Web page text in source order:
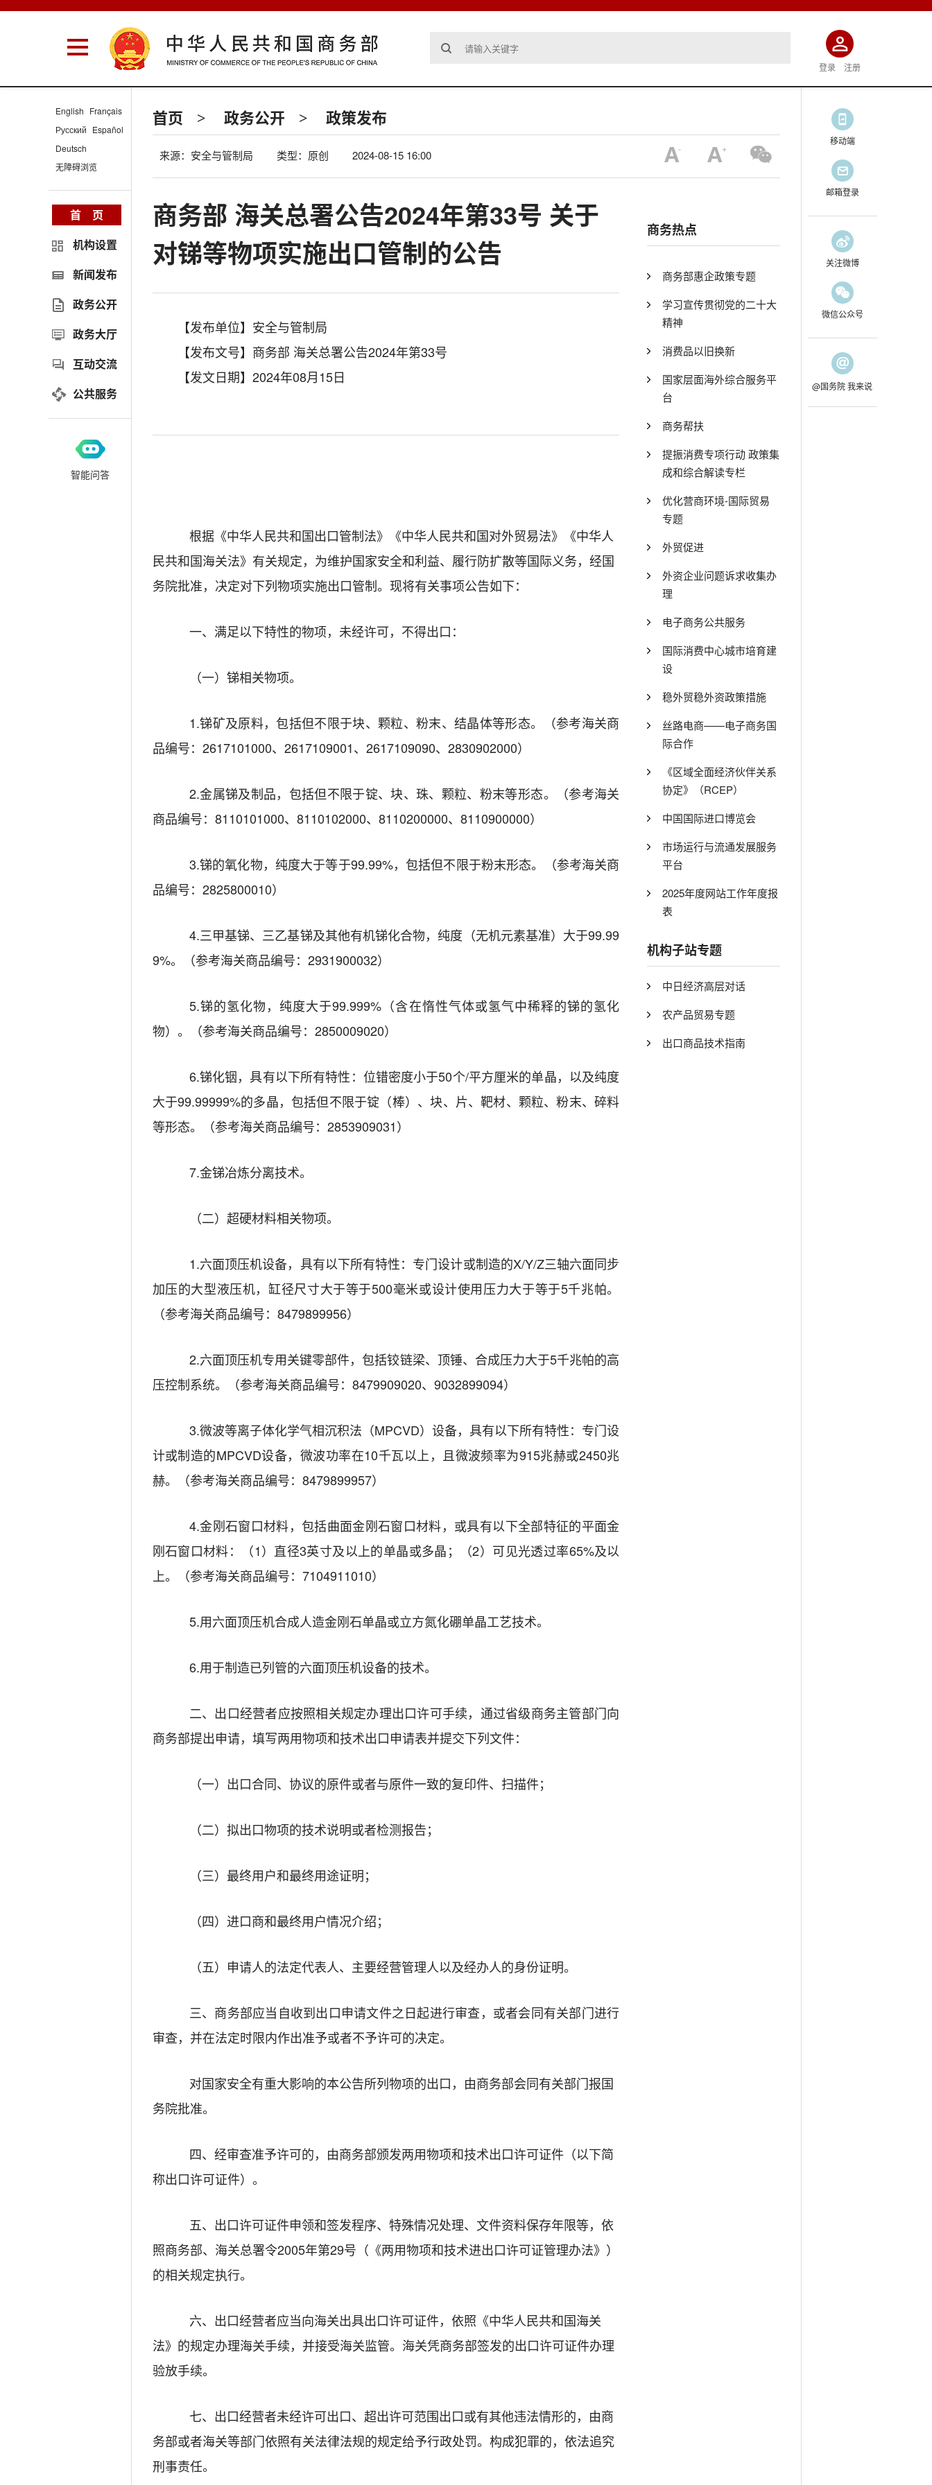
登录 注册
首页 > 政务公开 > 政策发布
来源：安全与管制局 类型：原创 2024-08-15 16:00
商务部 海关总署公告2024年第33号 关于
对锑等物项实施出口管制的公告
【发布单位】安全与管制局
【发布文号】商务部 海关总署公告2024年第33号
【发文日期】2024年08月15日
根据《中华人民共和国出口管制法》《中华人民共和国对外贸易法》《中华人
民共和国海关法》有关规定，为维护国家安全和利益、履行防扩散等国际义务，经国
务院批准，决定对下列物项实施出口管制。现将有关事项公告如下：
一、满足以下特性的物项，未经许可，不得出口：
（一）锑相关物项。
1.锑矿及原料，包括但不限于块、颗粒、粉末、结晶体等形态。（参考海关商
品编号： 2617101000、 2617109001、 2617109090、 2830902000）
2.金属锑及制品，包括但不限于锭、块、珠、颗粒、粉末等形态。（参考海关
商品编号： 8110101000、 8110102000、 8110200000、 8110900000）
3.锑的氧化物， 纯度大于等于99.99%，包括但不限于粉末形态。
（参考海关商
品编号： 2825800010）
4.三甲基锑、三乙基锑及其他有机锑化合物， 纯度（无机元素基准）大于99.99
9%。 （参考海关商品编号： 2931900032）
5.锑的氢化物， 纯度大于99.999% （含在惰性气体或氢气中稀释的锑的氢化
物） 。（参考海关商品编号： 2850009020）
6.锑化铟，具有以下所有特性：位错密度小于50个/平方厘米的单晶，以及纯度
大于99.99999%的多晶，包括但不限于锭（棒）、块、片、靶材、颗粒、粉末、碎料
等形态。（参考海关商品编号： 2853909031）
7.金锑冶炼分离技术。
（二）超硬材料相关物项。
1.六面顶压机设备， 具有以下所有特性： 专门设计或制造的X/Y/Z三轴六面同步
加压的大型液压机，缸径尺寸大于等于500毫米或设计使用压力大于等于5千兆帕。
（参考海关商品编号： 8479899956）
2.六面顶压机专用关键零部件，包括铰链梁、顶锤、合成压力大于5千兆帕的高
压控制系统。
（参考海关商品编号： 8479909020、 9032899094）
3.微波等离子体化学气相沉积法（MPCVD）设备， 具有以下所有特性： 专门设
计或制造的MPCVD设备，微波功率在10千瓦以上，且微波频率为915兆赫或2450兆
赫。（参考海关商品编号： 8479899957）
4.金刚石窗口材料，包括曲面金刚石窗口材料，或具有以下全部特征的平面金
刚石窗口材料：（1）直径3英寸及以上的单晶或多晶；（2）可见光透过率65%及以
上。
（参考海关商品编号： 7104911010）
5.用六面顶压机合成人造金刚石单晶或立方氮化硼单晶工艺技术。
6.用于制造已列管的六面顶压机设备的技术。
二、出口经营者应按照相关规定办理出口许可手续，通过省级商务主管部门向
商务部提出申请，填写两用物项和技术出口申请表并提交下列文件：
（一）出口合同、协议的原件或者与原件一致的复印件、扫描件；
（二）拟出口物项的技术说明或者检测报告；
（三）最终用户和最终用途证明；
（四）进口商和最终用户情况介绍；
（五）申请人的法定代表人、主要经营管理人以及经办人的身份证明。
三、商务部应当自收到出口申请文件之日起进行审查，或者会同有关部门进行
审查，并在法定时限内作出准予或者不予许可的决定。
对国家安全有重大影响的本公告所列物项的出口，由商务部会同有关部门报国
务院批准。
四、经审查准予许可的，由商务部颁发两用物项和技术出口许可证件（以下简
称出口许可证件）。
五、出口许可证件申领和签发程序、特殊情况处理、文件资料保存年限等，依
照商务部、海关总署令2005年第29号（ 《两用物项和技术进出口许可证管理办法》）
的相关规定执行。
六、出口经营者应当向海关出具出口许可证件，依照《中华人民共和国海关
法》的规定办理海关手续，并接受海关监管。海关凭商务部签发的出口许可证件办理
验放手续。
七、出口经营者未经许可出口、超出许可范围出口或有其他违法情形的，由商
务部或者海关等部门依照有关法律法规的规定给予行政处罚。构成犯罪的，依法追究
刑事责任。
商务热点
商务部惠企政策专题
学习宣传贯彻党的二十大
精神
消费品以旧换新
国家层面海外综合服务平
台
商务帮扶
提振消费专项行动 政策集
成和综合解读专栏
优化营商环境-国际贸易
专题
外贸促进
外资企业问题诉求收集办
理
电子商务公共服务
国际消费中心城市培育建
设
稳外贸稳外资政策措施
丝路电商——电子商务国
际合作
《区域全面经济伙伴关系
协定》（RCEP）
中国国际进口博览会
市场运行与流通发展服务
平台
2025年度网站工作年度报
表
机构子站专题
中日经济高层对话
农产品贸易专题
出口商品技术指南
English Français
Русский Español
Deutsch
无障碍浏览
首 页
机构设置
新闻发布
政务公开
政务大厅
互动交流
公共服务
智能问答
移动端
邮箱登录
关注微博
微信公众号
@国务院 我来说